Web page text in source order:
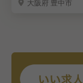
大阪府 豊中市